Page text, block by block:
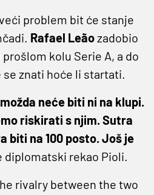
problem bit će stanje
Rafael Leãozadobio
kolu Serie A, a do
znati hoće li startati.
neće biti ni na klupi.
riskirati s njim. Sutra
biti na 100 posto. Još je
diplomatski rekao Pioli.
rivalry between the two